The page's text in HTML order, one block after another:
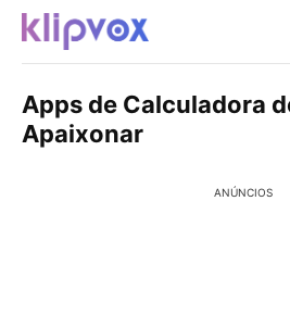
Apps de Calculadora
Apaixonar
ANÚNCIOS